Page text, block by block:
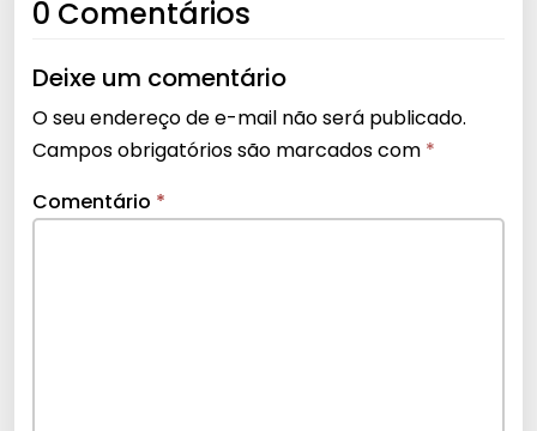
0 Comentários
Deixe um comentário
O seu endereço de e-mail não será publicado.
Campos obrigatórios são marcados com *
Comentário *